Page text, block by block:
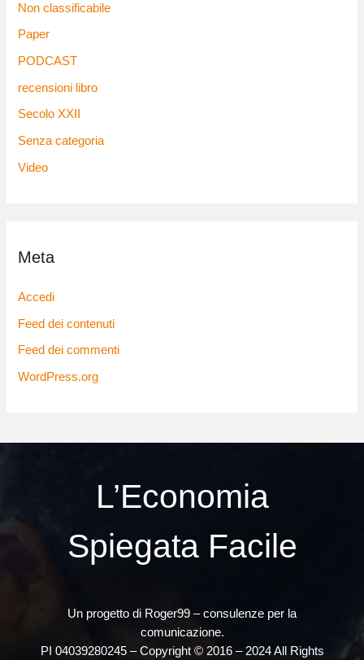
Non classificabile
Paper
PODCAST
recensioni libro
Secolo XXII
Senza categoria
Video
Meta
Accedi
Feed dei contenuti
Feed dei commenti
WordPress.org
L’Economia
Spiegata Facile
Un progetto di Roger99 – consulenze per la
comunicazione.
PI 04039280245 – Copyright © 2016 – 2024 All Rights